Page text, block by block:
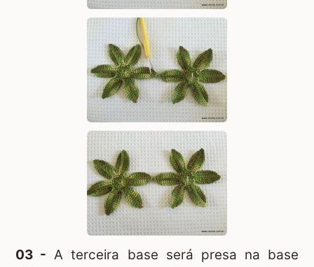
03 - A terceira base será presa na base